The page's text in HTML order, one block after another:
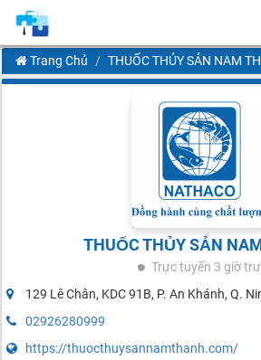
Trang Chủ THUỐC THỦY SẢN NAM
THUỐC THỦY SẢN
Trực tuyến 3 giờ
129 Lê Chân, KDC 91B, P. An Khánh, Q.
02926280999
https://thuocthuysannamthanh.com/